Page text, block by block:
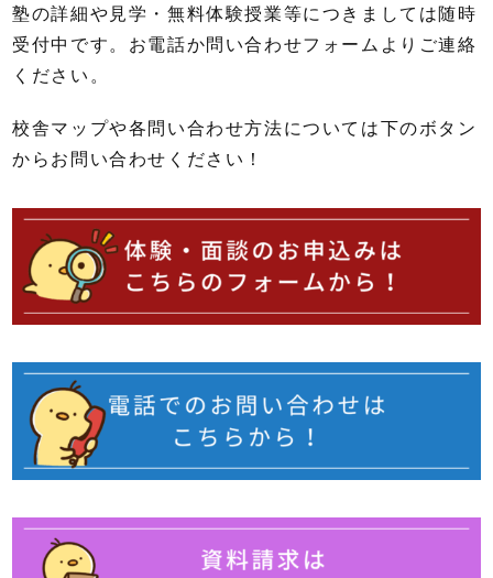
塾の詳細や見学・無料体験授業等につきましては随時
受付中です。お電話か問い合わせフォームよりご連絡
ください。
校舎マップや各問い合わせ方法については下のボタン
からお問い合わせください！